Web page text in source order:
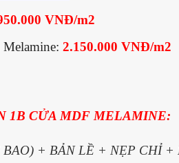
VNĐ/m2
2.150.000 VNĐ/m2
1B CỬA MDF MELAMINE:
+ BẢN LỀ + NẸP CHỈ